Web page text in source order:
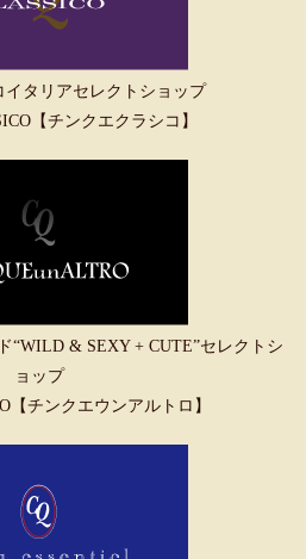
イタリアセレクトショップ
【チンクエクラシコ】
“WILD & SEXY + CUTE”セレクトシ
ョップ
【チンクエウンアルトロ】